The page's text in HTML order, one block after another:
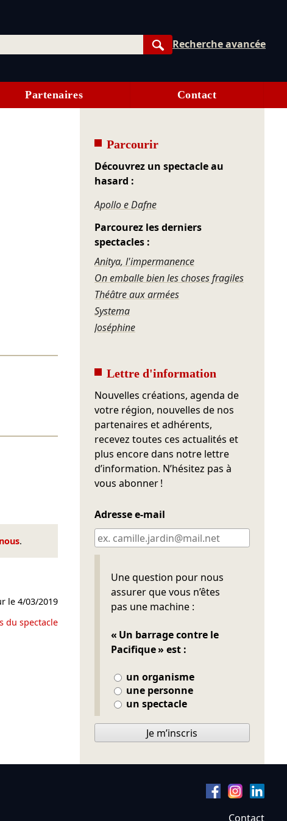
Rechercher
Recherche avancée
Partenaires Contact
.
le4/03/2019
du spectacle
Parcourir
Découvrez un spectacle au
hasard :
Apollo e Dafne
Parcourez les derniers
spectacles :
Anitya, l'impermanence
On emballe bien les choses fragiles
Théâtre aux armées
Systema
Joséphine
Lettre d'information
Nouvelles créations, agenda de
votre région, nouvelles de nos
partenaires et adhérents,
recevez toutes ces actualités et
plus encore dans notre lettre
d’information. N’hésitez pas à
vous abonner !
Adresse e-mail
Une question pour nous
assurer que vous n’êtes
pas une machine :
« Un barrage contre le
Pacifique » est :
un organisme
une personne
un spectacle
Ne pas remplir
Je m’inscris
Contact